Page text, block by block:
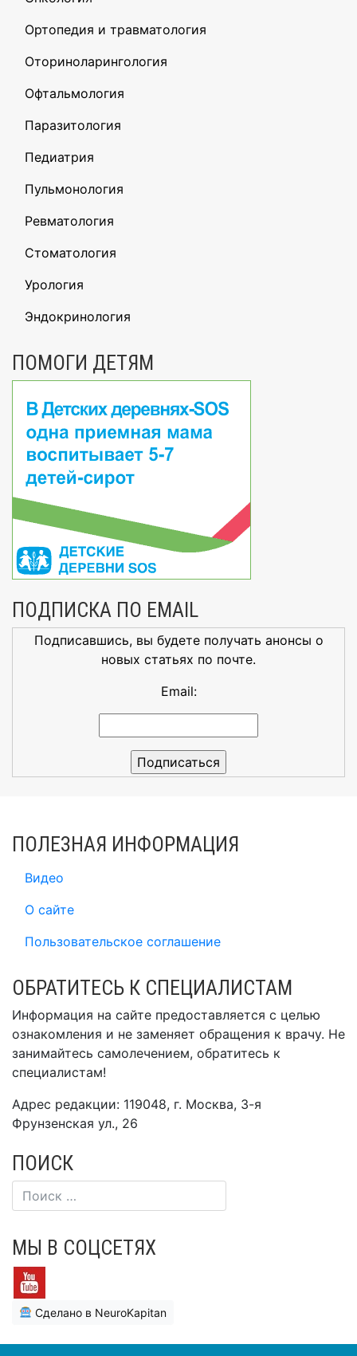
Ортопедия и травматология
Оториноларингология
Офтальмология
Паразитология
Педиатрия
Пульмонология
Ревматология
Стоматология
Урология
Эндокринология
ПОМОГИ ДЕТЯМ
ПОДПИСКА ПО EMAIL
Подписавшись, вы будете получать анонсы о
новых статьях по почте.
Email:
ПОЛЕЗНАЯ ИНФОРМАЦИЯ
Видео
О сайте
Пользовательское соглашение
ОБРАТИТЕСЬ К СПЕЦИАЛИСТАМ
Информация на сайте предоставляется с целью
ознакомления и не заменяет обращения к врачу. Не
занимайтесь самолечением, обратитесь к
специалистам!
Адрес редакции: 119048, г. Москва, 3-я
Фрунзенская ул., 26
ПОИСК
МЫ В СОЦСЕТЯХ
Сделано в NeuroKapitan